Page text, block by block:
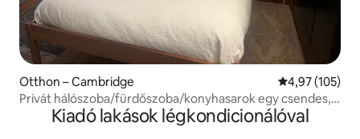
Otthon – Cambridge Átlagos
4,97 (105)
Privát hálószoba/fürdőszoba/konyhasarok egy csendes,
fákkal szegélyezett utcán
Kiadó lakások légkondicionálóval